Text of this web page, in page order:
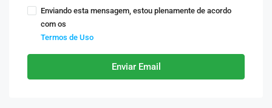
Enviando esta mensagem, estou plenamente de acordo
com os
Termos de Uso
Enviar Email